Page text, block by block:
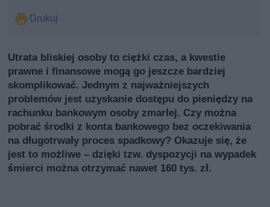
Drukuj
Utrata bliskiej osoby to ciężki czas, a kwestie
prawne i finansowe mogą go jeszcze bardziej
skomplikować. Jednym z najważniejszych
problemów jest uzyskanie dostępu do pieniędzy na
rachunku bankowym osoby zmarłej. Czy można
pobrać środki z konta bankowego bez oczekiwania
na długotrwały proces spadkowy? Okazuje się, że
jest to możliwe – dzięki tzw. dyspozycji na wypadek
śmierci można otrzymać nawet 160 tys. zł.